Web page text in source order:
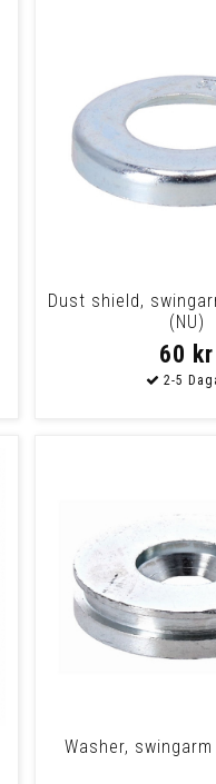
Dust shield,
(NU)
60 kr
Washer,